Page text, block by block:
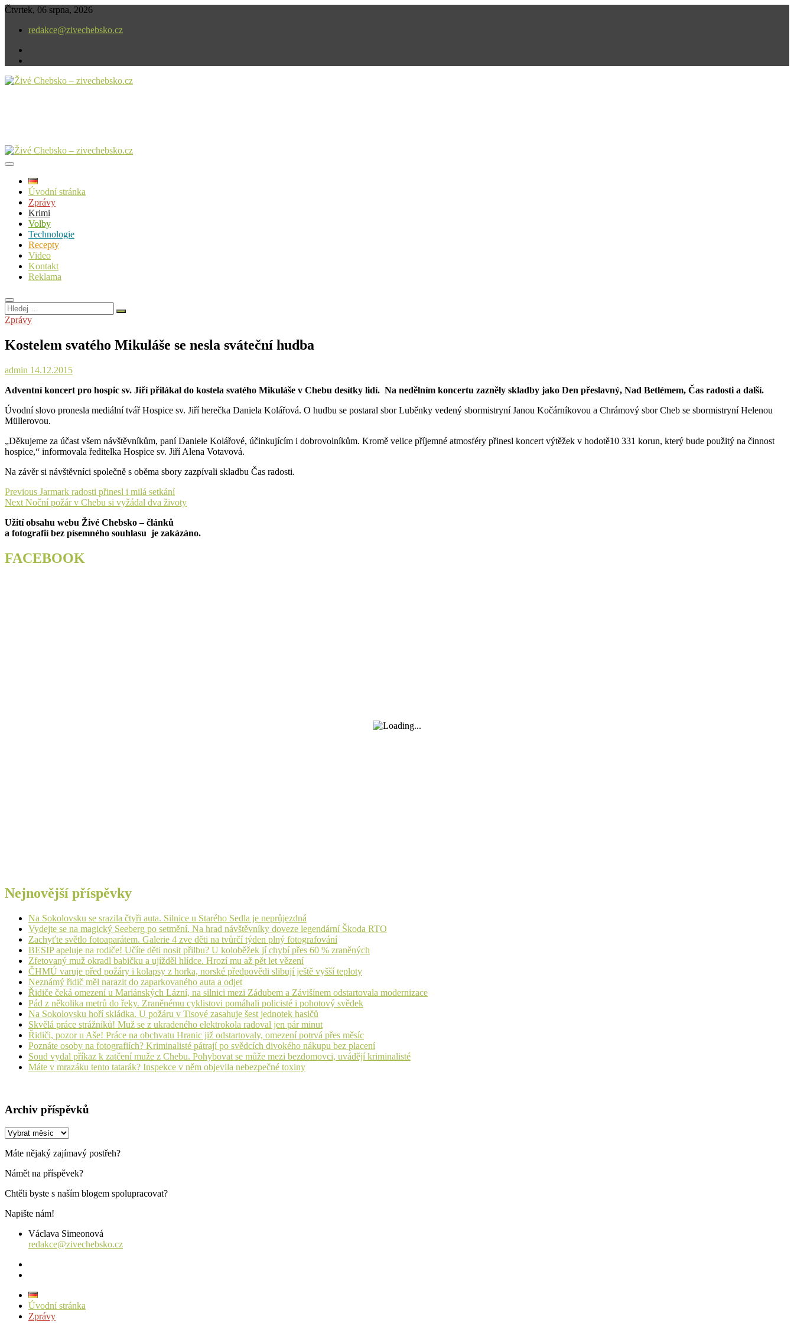
Skip
content
Čtvrtek, 06 srpna, 2026
redakce@zivechebsko.cz
Úvodní stránka
Zprávy
Krimi
Volby
Technologie
Recepty
Video
Kontakt
Reklama
Hledej
…
Zprávy
Kostelem svatého Mikuláše se nesla sváteční hudba
admin 14.12.2015
Adventní koncert pro hospic sv. Jiří přilákal do kostela svatého Mikuláše v Chebu desítky lidí. Na nedělním koncertu zazněly skladby jako Den přeslavný, Nad Betlémem, Čas radosti a další.
Úvodní slovo pronesla mediální tvář Hospice sv. Jiří herečka Daniela Kolářová. O hudbu se postaral sbor Luběnky vedený sbormistryní Janou Kočárníkovou a Chrámový sbor Cheb se sbormistryní Helenou
Müllerovou.
„Děkujeme za účast všem návštěvníkům, paní Daniele Kolářové, účinkujícím i dobrovolníkům. Kromě velice příjemné atmosféry přinesl koncert výtěžek v hodotě10 331 korun, který bude použitý na činnost
hospice,“ informovala ředitelka Hospice sv. Jiří Alena Votavová.
Na závěr si návštěvníci společně s oběma sbory zazpívali skladbu Čas radosti.
Navigace
pro
příspěvek
Previous Previous
post:
Jarmark radosti přinesl i milá setkání
Next Next
Noční požár v Chebu si vyžádal dva životy
Užití obsahu webu Živé Chebsko – článků
a fotografií bez písemného souhlasu je zakázáno.
FACEBOOK
Nejnovější příspěvky
Na Sokolovsku se srazila čtyři auta. Silnice u Starého Sedla je neprůjezdná
Vydejte se na magický Seeberg po setmění. Na hrad návštěvníky doveze legendární Škoda RTO
Zachyťte světlo fotoaparátem. Galerie 4 zve děti na tvůrčí týden plný fotografování
BESIP apeluje na rodiče! Učíte děti nosit přilbu? U koloběžek jí chybí přes 60 % zraněných
Zfetovaný muž okradl babičku a ujížděl hlídce. Hrozí mu až pět let vězení
ČHMÚ varuje před požáry i kolapsy z horka, norské předpovědi slibují ještě vyšší teploty
Neznámý řidič měl narazit do zaparkovaného auta a odjet
Řidiče čeká omezení u Mariánských Lázní, na silnici mezi Zádubem a Závišínem odstartovala modernizace
Pád z několika metrů do řeky. Zraněnému cyklistovi pomáhali policisté i pohotový svědek
Na Sokolovsku hoří skládka. U požáru v Tisové zasahuje šest jednotek hasičů
Skvělá práce strážníků! Muž se z ukradeného elektrokola radoval jen pár minut
Řidiči, pozor u Aše! Práce na obchvatu Hranic již odstartovaly, omezení potrvá přes měsíc
Poznáte osoby na fotografiích? Kriminalisté pátrají po svědcích divokého nákupu bez placení
Soud vydal příkaz k zatčení muže z Chebu. Pohybovat se může mezi bezdomovci, uvádějí kriminalisté
Máte v mrazáku tento tatarák? Inspekce v něm objevila nebezpečné toxiny
Archiv příspěvků
Archiv
Máte nějaký zajímavý postřeh?
Námět na příspěvek?
Chtěli byste s naším blogem spolupracovat?
Napište nám!
Václava Simeonová
redakce@zivechebsko.cz
Úvodní stránka
Zprávy